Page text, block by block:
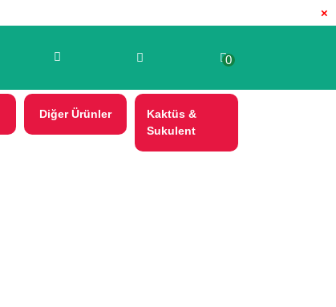
×
0
Diğer Ürünler
Kaktüs &
Sukulent